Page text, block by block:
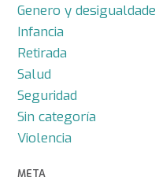
Genero y
Infancia
Retirada
Salud
Seguridad
Sin categoría
Violencia
META